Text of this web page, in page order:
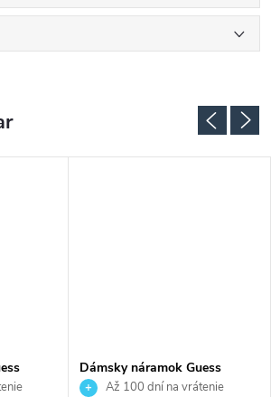
Dámsky náramok Guess
JUBB04557JWRHS
Až 100 dní na vrátenie